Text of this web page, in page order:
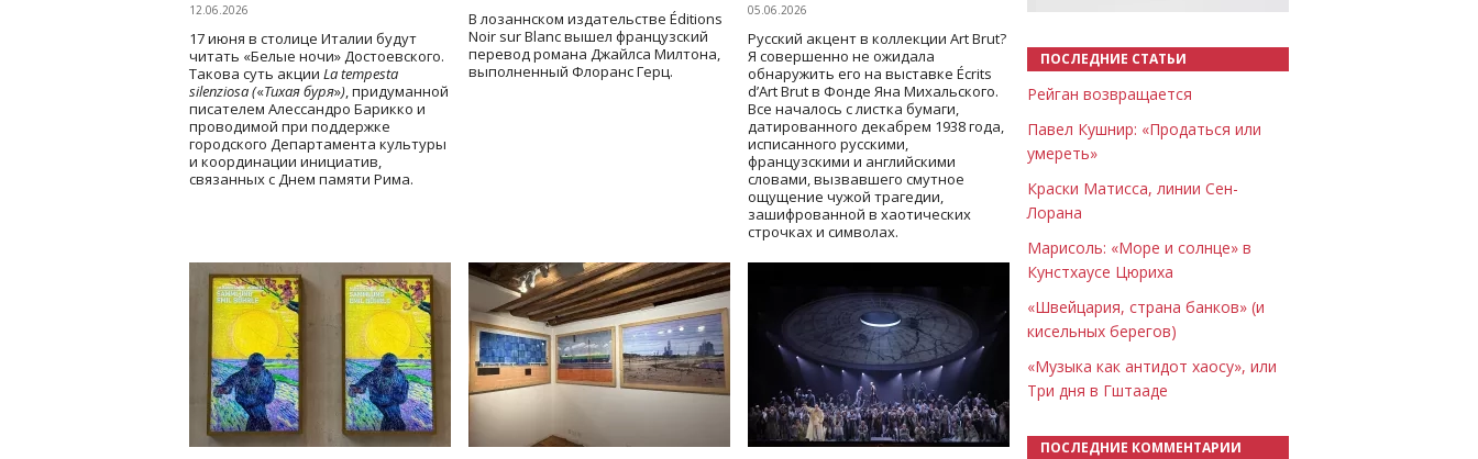
12.06.2026
17 июня в столице Италии будут
читать «Белые ночи» Достоевского.
Такова суть акции La tempesta
silenziosa («Тихая буря»), придуманной
писателем Алессандро Барикко и
проводимой при поддержке
городского Департамента культуры
и координации инициатив,
связанных с Днем памяти Рима.
В лозаннском издательстве Éditions
Noir sur Blanc вышел французский
перевод романа Джайлса Милтона,
выполненный Флоранс Герц.
05.06.2026
Русский акцент в коллекции Art Brut?
Я совершенно не ожидала
обнаружить его на выставке Écrits
d’Art Brut в Фонде Яна Михальского.
Все началось с листка бумаги,
датированного декабрем 1938 года,
исписанного русскими,
французскими и английскими
словами, вызвавшего смутное
ощущение чужой трагедии,
зашифрованной в хаотических
строчках и символах.
ПОСЛЕДНИЕ СТАТЬИ
Рейган возвращается
Павел Кушнир: «Продаться или
умереть»
Краски Матисса, линии Сен-
Лорана
Марисоль: «Море и солнце» в
Кунстхаусе Цюриха
«Швейцария, страна банков» (и
кисельных берегов)
«Музыка как антидот хаосу», или
Три дня в Гштааде
ПОСЛЕДНИЕ КОММЕНТАРИИ